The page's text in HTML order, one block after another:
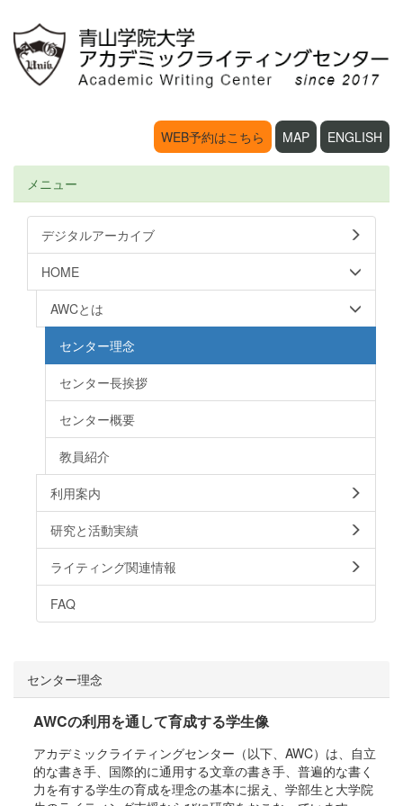
WEB予約はこちら MAP ENGLISH
センター理念
AWCの利用を通して育成する学生像
アカデミックライティングセンター（以下、AWC）は、自立
的な書き手、国際的に通用する文章の書き手、普遍的な書く
力を有する学生の育成を理念の基本に据え、学部生と大学院
メニュー
デジタルアーカイブ
HOME
AWCとは
センター理念
センター長挨拶
センター概要
教員紹介
利用案内
研究と活動実績
ライティング関連情報
FAQ